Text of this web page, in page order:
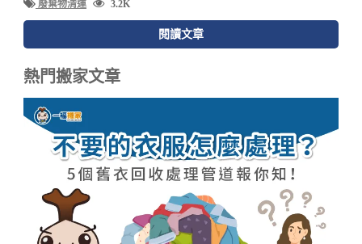
廢棄物清運 3.2K
閱讀文章
熱門搬家文章